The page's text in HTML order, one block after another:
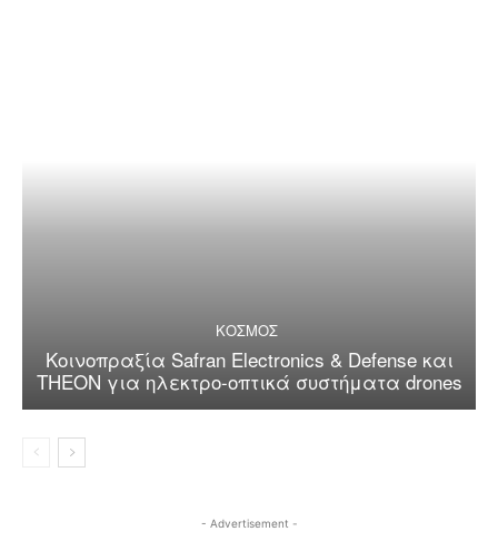
ΚΟΣΜΟΣ
Κοινοπραξία Safran Electronics & Defense και
THEON για ηλεκτρο-οπτικά συστήματα drones
- Advertisement -